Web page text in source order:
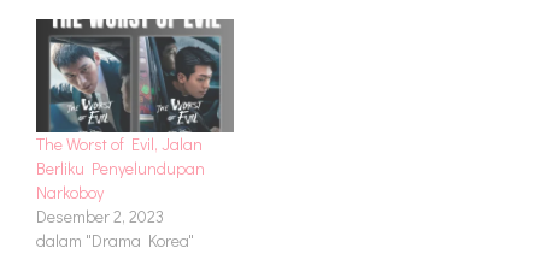
The Worst of Evil, Jalan
Berliku Penyelundupan
Narkoboy
Desember 2, 2023
dalam "Drama Korea"